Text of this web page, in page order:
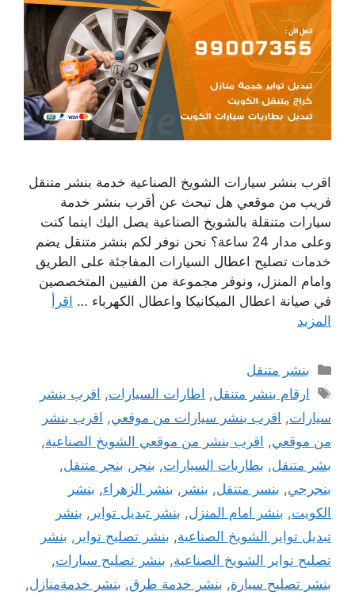
اقرب بنشر سيارات الشويخ الصناعية خدمة بنشر متنقل
فريب من موقعي هل تبحث عن أقرب بنشر خدمة
سيارات متنقلة بالشويخ الصناعية يصل اليك اينما كنت
وعلى مدار 24 ساعة؟ نحن نوفر لكم بنشر متنقل يضم
خدمات تصليح اعطال السيارات المفاجئة على الطريق
وامام المنزل، ونوفر مجموعة من الفنيين المتخصصين
في صيانة اعطال الميكانيكا واعطال الكهرباء … اقرأ
المزيد
التصنيفات
بنشر متنقل
الوسوم
ارقام بنشر متنقل, اطارات السيارات, اقرب بنشر
سيارات, اقرب بنشر سيارات من موقعي, اقرب بنشر
من موقعي, اقرب بنشر من موقعي الشويخ الصناعية,
بشر متنقل, بطاريات السيارات, بنجر , بنجر متنقل,
بنجرجي, بنسر متنقل, بنشر , بنشر الزهراء, بنشر
الكويت, بنشر امام المنزل, بنشر تبديل تواير , بنشر
تبديل تواير الشويخ الصناعية, بنشر تصليح تواير , بنشر
تصليح تواير الشويخ الصناعية, بنشر تصليح سيارات,
بنشر تصليح سيارة, بنشر خدمة طرق, بنشر خدمةمنازل,